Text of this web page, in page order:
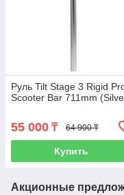
Руль Tilt Stage 3 Rigid
Scooter Bar 711mm
55 000 ₸ 64 900 ₸
Купить
Акционные